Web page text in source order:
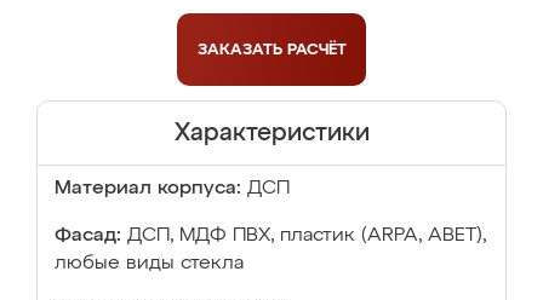
ЗАКАЗАТЬ РАСЧЁТ
Характеристики
Материал корпуса: ДСП
Фасад: ДСП, МДФ ПВХ, пластик (ARPA, ABET),
любые виды стекла